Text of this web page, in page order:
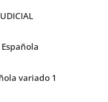
variado 1